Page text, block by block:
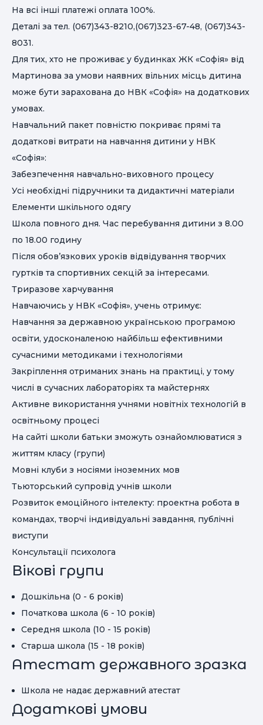
На всі інші платежі оплата 100%.
Деталі за тел. (‎067)343-8210,(067)323-67-48, (‎067)343-
8031.
Для тих, хто не проживає у будинках ЖК «Софія» від
Мартинова за умови наявних вільних місць дитина
може бути зарахована до НВК «Софія» на додаткових
умовах.
Навчальний пакет повністю покриває прямі та
додаткові витрати на навчання дитини у НВК
«Софія»:
Забезпечення навчально-виховного процесу
Усі необхідні підручники та дидактичні матеріали
Елементи шкільного одягу
Школа повного дня. Час перебування дитини з 8.00
по 18.00 годину
Після обов’язкових уроків відвідування творчих
гуртків та спортивних секцій за інтересами.
Триразове харчування
Навчаючись у НВК «Софія», учень отримує:
Навчання за державною українською програмою
освіти, удосконаленою найбільш ефективними
сучасними методиками і технологіями
Закріплення отриманих знань на практиці, у тому
числі в сучасних лабораторіях та майстернях
Активне використання учнями новітніх технологій в
освітньому процесі
На сайті школи батьки зможуть ознайомлюватися з
життям класу (групи)
Мовні клуби з носіями іноземних мов
Тьюторський супровід учнів школи
Розвиток емоційного інтелекту: проектна робота в
командах, творчі індивідуальні завдання, публічні
виступи
Консультації психолога
Вікові групи
Дошкільна (0 - 6 років)
Початкова школа (6 - 10 років)
Середня школа (10 - 15 років)
Старша школа (15 - 18 років)
Атестат державного зразка
Школа не надає державний атестат
Додаткові умови